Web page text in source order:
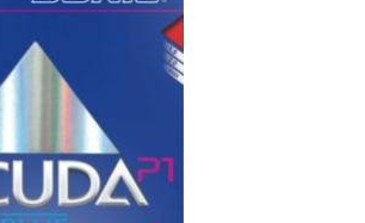
Ajouter
souhaits